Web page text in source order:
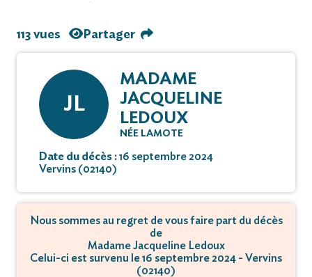
113 vues Partager
JL
MADAME
JACQUELINE
LEDOUX
NÉE LAMOTE
Date du décès :16 septembre 2024
Vervins (02140)
Nous sommes au regret de vous faire part du décès
de
Madame Jacqueline Ledoux
Celui-ci est survenu le 16 septembre 2024 - Vervins
(02140)